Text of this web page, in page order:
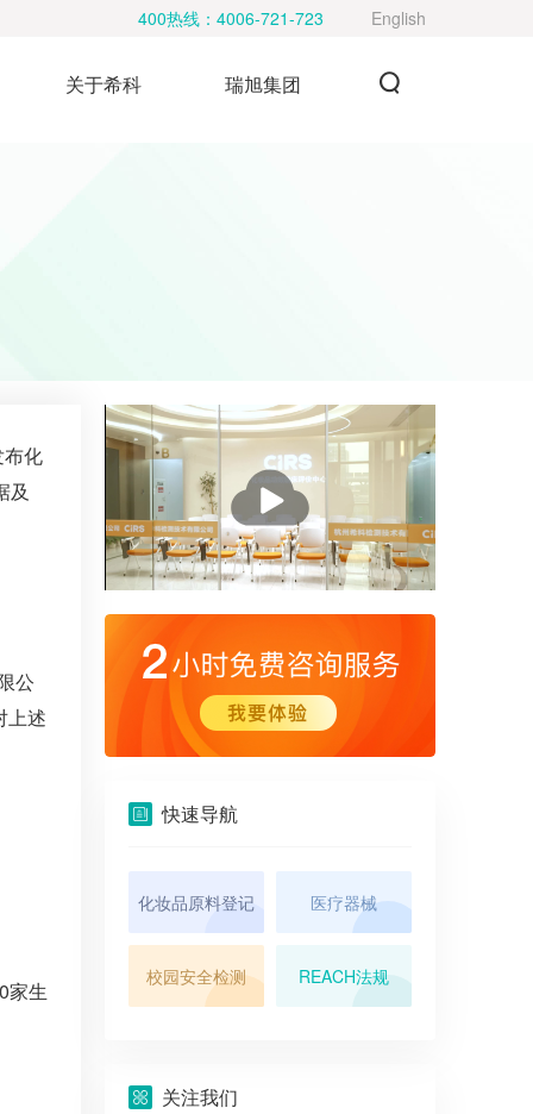
400热线： 4006-721-723 English
关于希科 瑞旭集团
化
及
公
上述
家生
放
快速导航
化妆品原料登记 医疗器械
校园安全检测 REACH法规
关注我们